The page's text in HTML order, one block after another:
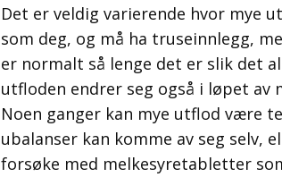
Det er veldig varierende hvor mye
som deg, og må ha truseinnlegg,
er normalt så lenge det er slik det
utfloden endrer seg også i løpet av
Noen ganger kan mye utflod være
ubalanser kan komme av seg selv,
forsøke med melkesyretabletter